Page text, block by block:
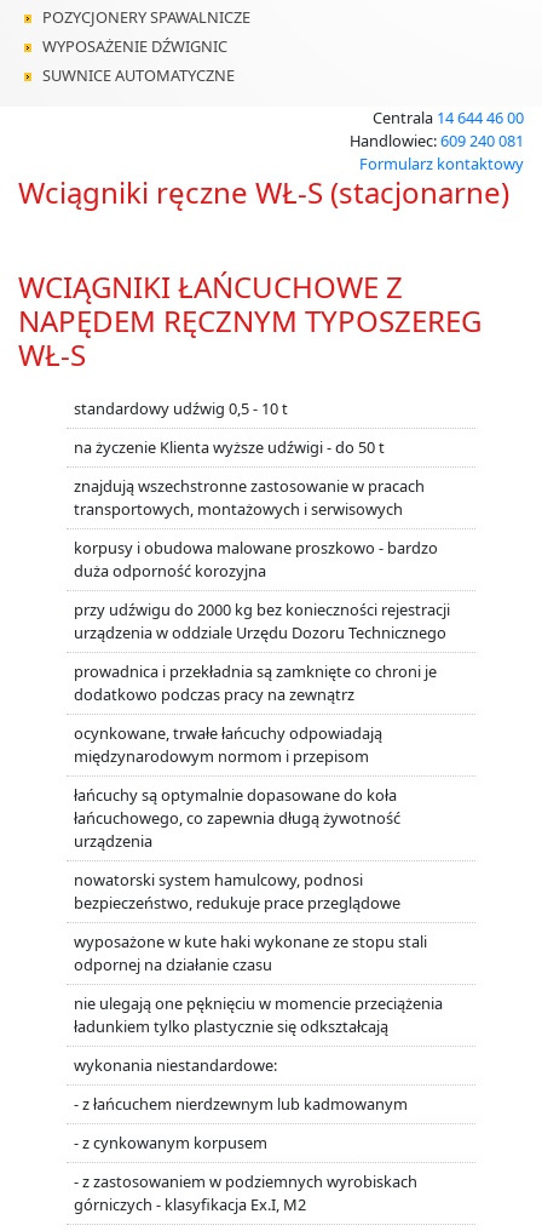
POZYCJONERY SPAWALNICZE
WYPOSAŻENIE DŹWIGNIC
SUWNICE AUTOMATYCZNE
Centrala 14 644 46 00
Handlowiec:609 240 081
Formularz kontaktowy
Wciągniki ręczne WŁ-S (stacjonarne)
WCIĄGNIKI ŁAŃCUCHOWE Z
NAPĘDEM RĘCZNYM TYPOSZEREG
WŁ-S
standardowy udźwig 0,5 - 10 t
na życzenie Klienta wyższe udźwigi - do 50 t
znajdują wszechstronne zastosowanie w pracach
transportowych, montażowych i serwisowych
korpusy i obudowa malowane proszkowo - bardzo
duża odporność korozyjna
przy udźwigu do 2000 kg bez konieczności rejestracji
urządzenia w oddziale Urzędu Dozoru Technicznego
prowadnica i przekładnia są zamknięte co chroni je
dodatkowo podczas pracy na zewnątrz
ocynkowane, trwałe łańcuchy odpowiadają
międzynarodowym normom i przepisom
łańcuchy są optymalnie dopasowane do koła
łańcuchowego, co zapewnia długą żywotność
urządzenia
nowatorski system hamulcowy, podnosi
bezpieczeństwo, redukuje prace przeglądowe
wyposażone w kute haki wykonane ze stopu stali
odpornej na działanie czasu
nie ulegają one pęknięciu w momencie przeciążenia
ładunkiem tylko plastycznie się odkształcają
wykonania niestandardowe:
- z łańcuchem nierdzewnym lub kadmowanym
- z cynkowanym korpusem
- z zastosowaniem w podziemnych wyrobiskach
górniczych - klasyfikacja Ex.I, M2